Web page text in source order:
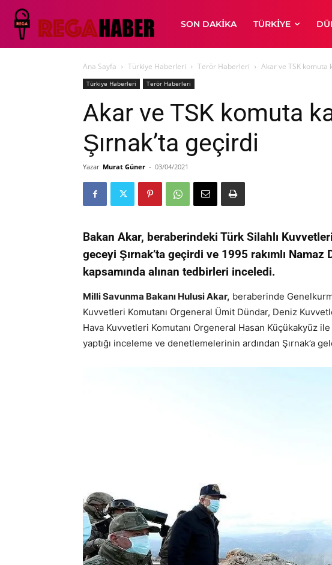
SON DAKIKA TÜRKIYE
Ana Sayfa Türkiye Haberleri Terör Haberleri Akar ve TSK komuta
Türkiye Haberleri Terör Haberleri
Akar ve TSK komuta
Şırnak’ta geçirdi
Yazar Murat Güner - 03/04/2021
Bakan Akar, beraberindeki Türk Silahlı
geceyi Şırnak’ta geçirdi ve 1995 rakımlı Namaz
kapsamında alınan tedbirleri inceledi.
Milli Savunma Bakanı Hulusi Akar, beraberinde
Kuvvetleri Komutanı Orgeneral Ümit Dündar, Deniz
Hava Kuvvetleri Komutanı Orgeneral Hasan Küçükakyüz
yaptığı inceleme ve denetlemelerinin ardından Şırnak’a